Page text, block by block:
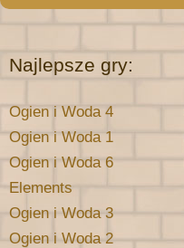
Najlepsze gry:
Ogien i Woda 4
Ogien i Woda 1
Ogien i Woda 6
Elements
Ogien i Woda 3
Ogien i Woda 2